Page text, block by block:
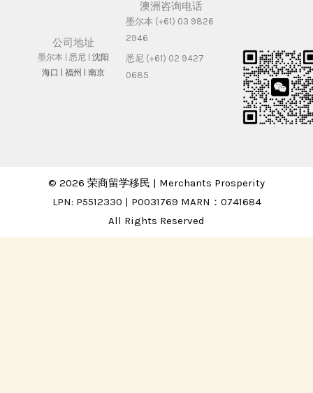
公司地址
墨尔本 | 悉尼 | 沈阳
海⼝ | 福州 | 南京
澳洲咨询电话
墨尔本 (+61) 03 9826
2946
悉尼 (+61) 02 9427
0685
© 2026 荣商留学移民 | Merchants Prosperity
LPN: P5512330 | P0031769 MARN：0741684
All Rights Reserved